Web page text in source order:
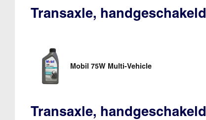
Transaxle, handgeschakeld
Mobil 75W Multi-Vehicle
Transaxle, handgeschakeld